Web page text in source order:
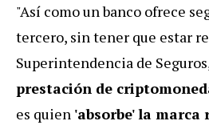
"Así como un banco ofrece
tercero, sin tener que estar
Superintendencia de
prestación de
es quien 'absorbe' la